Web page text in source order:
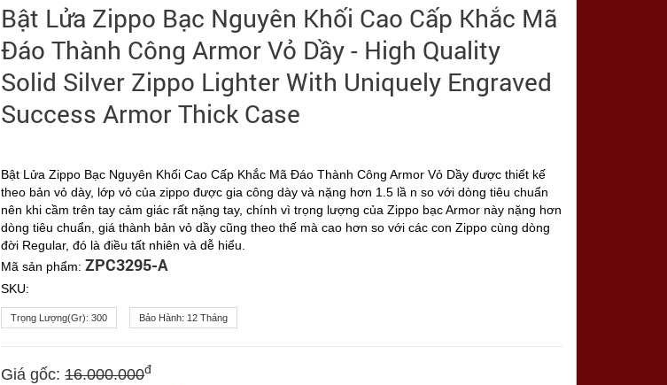
Bật Lửa Zippo Bạc Nguyên Khối Cao Cấp Khắc Mã
Đáo Thành Công Armor Vỏ Dầy - High Quality
Solid Silver Zippo Lighter With Uniquely Engraved
Success Armor Thick Case
Bật Lửa Zippo Bạc Nguyên Khối Cao Cấp Khắc Mã Đáo Thành Công Armor Vỏ Dầy được thiết kế
theo bản vỏ dày, lớp vỏ của zippo được gia công dày và nặng hơn 1.5 lầ n so với dòng tiêu chuẩn
nên khi cầm trên tay cảm giác rất nặng tay, chính vì trọng lượng của Zippo bạc Armor này nặng hơn
dòng tiêu chuẩn, giá thành bản vỏ dầy cũng theo thế mà cao hơn so với các con Zippo cùng dòng
đời Regular, đó là điều tất nhiên và dễ hiểu.
Mã sản phẩm:ZPC3295-A
SKU:
Trọng Lượng(gr):300 Bảo Hành: 12 Tháng
Giá gốc: 16.000.000đ